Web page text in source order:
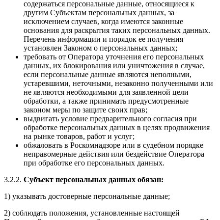
содержаться персональные данные, относящиеся к
другим Субъектам персональных данных, за
исключением случаев, когда имеются законные
основания для раскрытия таких персональных данных.
Перечень информации и порядок ее получения
установлен Законом о персональных данных;
требовать от Оператора уточнения его персональных
данных, их блокирования или уничтожения в случае,
если персональные данные являются неполными,
устаревшими, неточными, незаконно полученными или
не являются необходимыми для заявленной цели
обработки, а также принимать предусмотренные
законом меры по защите своих прав;
выдвигать условие предварительного согласия при
обработке персональных данных в целях продвижения
на рынке товаров, работ и услуг;
обжаловать в Роскомнадзоре или в судебном порядке
неправомерные действия или бездействие Оператора
при обработке его персональных данных.
3.2.2. Субъект персональных данных обязан:
1) указывать достоверные персональные данные;
2) соблюдать положения, установленные настоящей